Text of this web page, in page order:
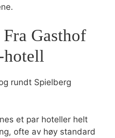
Gasthof
hotell
rundt Spielberg
et par hoteller helt
ofte av høy standard